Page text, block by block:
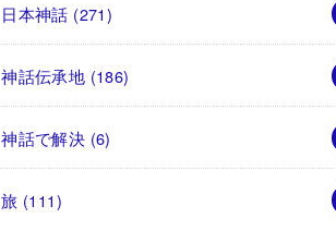
日本神話 (271)
神話伝承地 (186)
神話で解決 (6)
旅 (111)